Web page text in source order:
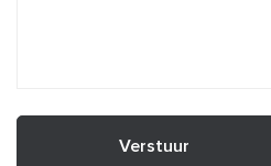
Verstuur